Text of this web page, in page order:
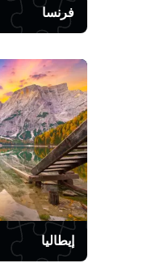
فرنسا
إيطاليا